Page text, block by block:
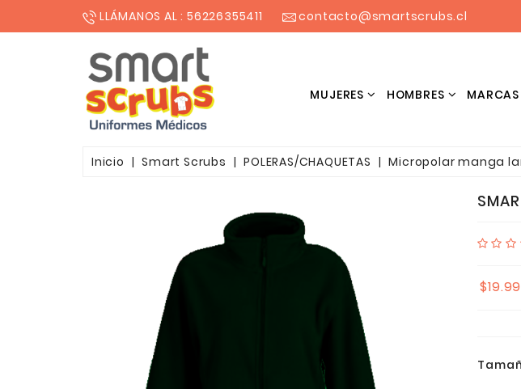
LLÁMANOS AL : 56226355411 contacto@smartscrubs.cl
MUJERES HOMBRES MARCAS
Inicio Smart Scrubs POLERAS/CHAQUETAS Micropolar manga